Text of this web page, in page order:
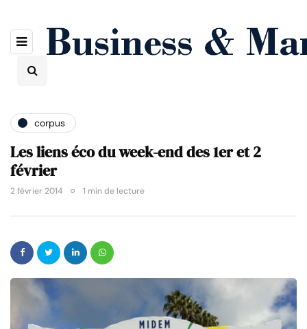
corpus
Les liens éco du week-end des 1er et 2
février
2 février 2014 1 min de lecture